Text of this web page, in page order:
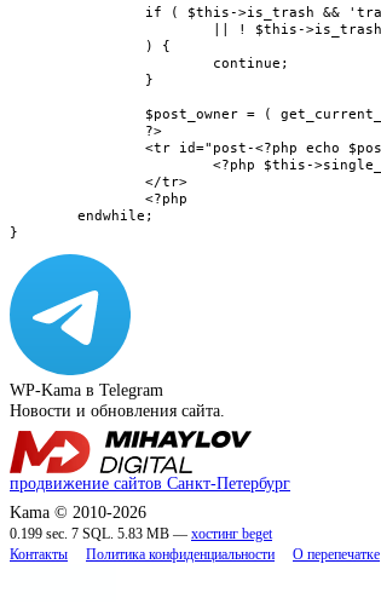
}
WP-Kama в Telegram
Новости и обновления сайта.
продвижение сайтов Санкт-Петербург
Kama © 2010-2026
0.199 sec. 7 SQL. 5.83 MB — хостинг beget
Контакты
Политика конфиденциальности О перепечатке